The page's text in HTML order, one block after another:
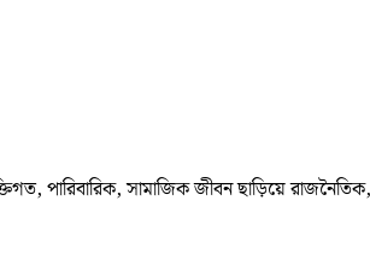
পারিবারিক, সামাজিক জীবন ছাড়িয়ে